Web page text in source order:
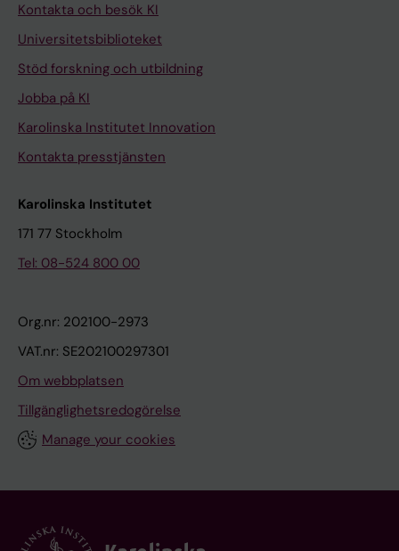
Kontakta och besök KI
Universitetsbiblioteket
Stöd forskning och utbildning
Jobba på KI
Karolinska Institutet Innovation
Kontakta presstjänsten
Karolinska Institutet
171 77 Stockholm
Tel: 08-524 800 00
Org.nr: 202100-2973
VAT.nr: SE202100297301
Om webbplatsen
Tillgänglighetsredogörelse
Manage your cookies